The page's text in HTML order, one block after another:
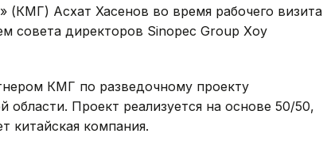
(КМГ) Асхат Хасенов во время рабочего визита
совета директоров Sinopec Group Хоу
КМГ по разведочному проекту
области. Проект реализуется на основе 50/50,
китайская компания.